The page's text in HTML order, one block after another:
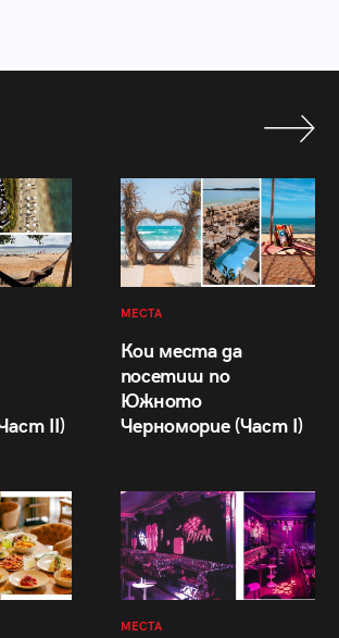
II)
МЕСТА
Кои места да
посетиш по
Южното
Черноморие (Част I)
МЕСТА